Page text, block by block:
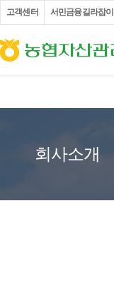
고객센터 서민금융길라잡이
회사소개